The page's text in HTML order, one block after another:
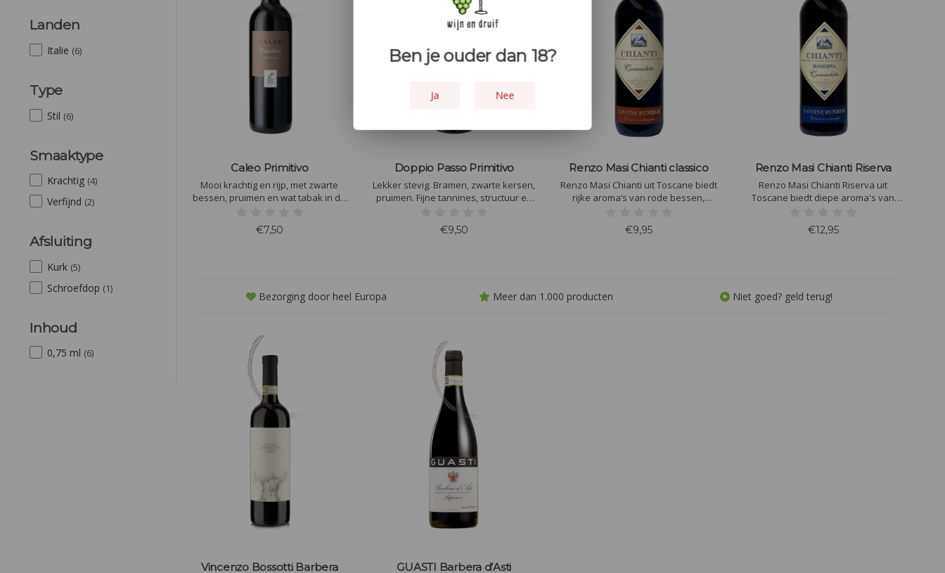
Landen
Italie (6)
Type
Stil (6)
Smaaktype
Krachtig (4)
Verfijnd (2)
Afsluiting
Kurk (5)
Schroefdop (1)
Inhoud
0,75 ml (6)
Caleo Primitivo
Mooi krachtig en rijp, met zwarte
bessen, pruimen en wat tabak in de
zwoelheid. Mooi stoer en stevig, met
€7,50
Doppio Passo Primitivo
Lekker stevig. Bramen, zwarte kersen,
pruimen. Fijne tannines, structuur en
zwaar, zuidelijk en rijp.
€9,50
Renzo Masi Chianti classico
Renzo Masi Chianti uit Toscane biedt
rijke aroma’s van rode bessen,
eikenhouten vaten, heeft zachte
€9,95
Renzo Masi Chianti Riserva
Renzo Masi Chianti Riserva uit
Toscane biedt diepe aroma's van
Deze wijn, gerijpt in eikenhouten
€12,95
Bezorging door heel Europa Meer dan 1.000 producten Niet goed? geld terug!
Vincenzo Bossotti Barbera GUASTI Barbera d’Asti
Ben je ouder dan 18?
Ja Nee